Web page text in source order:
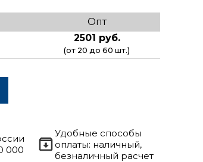
Опт
2501 руб.
(от 20 до 60 шт.)
000
Удобные способы
оплаты: наличный,
безналичный расчет